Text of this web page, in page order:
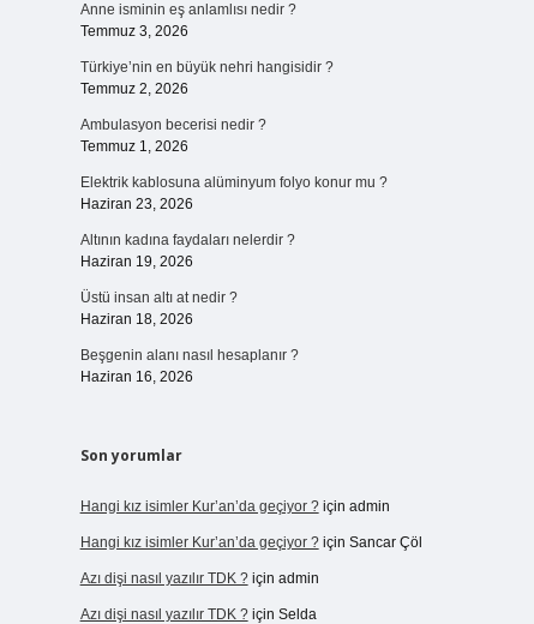
Anne isminin eş anlamlısı nedir ?
Temmuz 3, 2026
Türkiye’nin en büyük nehri hangisidir ?
Temmuz 2, 2026
Ambulasyon becerisi nedir ?
Temmuz 1, 2026
Elektrik kablosuna alüminyum folyo konur mu ?
Haziran 23, 2026
Altının kadına faydaları nelerdir ?
Haziran 19, 2026
Üstü insan altı at nedir ?
Haziran 18, 2026
Beşgenin alanı nasıl hesaplanır ?
Haziran 16, 2026
Son yorumlar
Hangi kız isimler Kur’an’da geçiyor ?için admin
Hangi kız isimler Kur’an’da geçiyor ?için Sancar Çöl
Azı dişi nasıl yazılır TDK ?için admin
Azı dişi nasıl yazılır TDK ?için Selda